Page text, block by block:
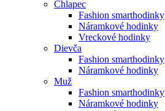
Chlapec
Fashion smarthodinky
Náramkové hodinky
Vreckové hodinky
Dievča
Fashion smarthodinky
Náramkové hodinky
Muž
Fashion smarthodinky
Náramkové hodinky